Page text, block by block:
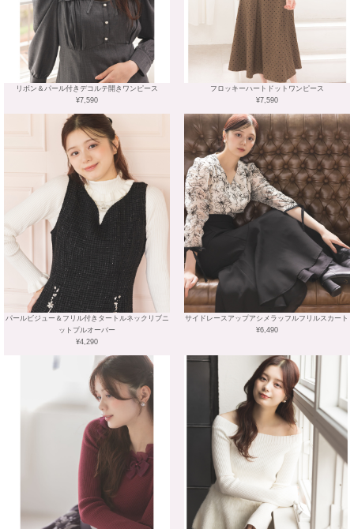
リボン＆パール付きデコルテ開きワンピース
¥7,590
フロッキーハートドットワンピース
¥7,590
パールビジュー＆フリル付きタートルネックリブニ
ットプルオーバー
¥4,290
サイドレースアップアシメラッフルフリルスカート
¥6,490